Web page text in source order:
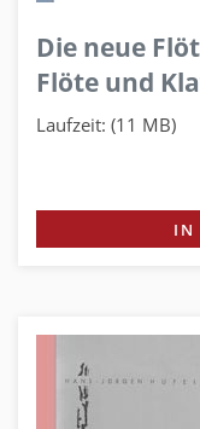
Die neue
Flöte und
Laufzeit: (11 MB)
IN